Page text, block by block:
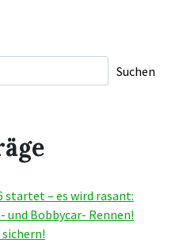
Suchen
startet – es wird rasant:
Bobbycar- Rennen!